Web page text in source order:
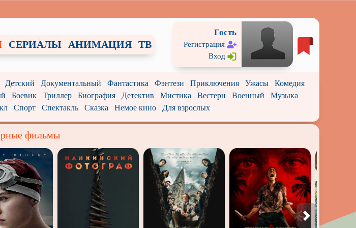
СЕРИАЛЫ АНИМАЦИЯ ТВ
Гость
Регистрация
Вход
Детский Документальный Фантастика Фэнтези Приключения Ужасы
Комедия
Боевик Триллер Биография Детектив Мистика Вестерн Военный
Музыка
Спорт Спектакль Сказка Немое кино Для взрослых
фильмы